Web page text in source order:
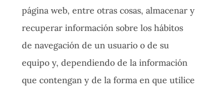
página web, entre otras cosas, almacenar y
recuperar información sobre los hábitos
de navegación de un usuario o de su
equipo y, dependiendo de la información
que contengan y de la forma en que utilice